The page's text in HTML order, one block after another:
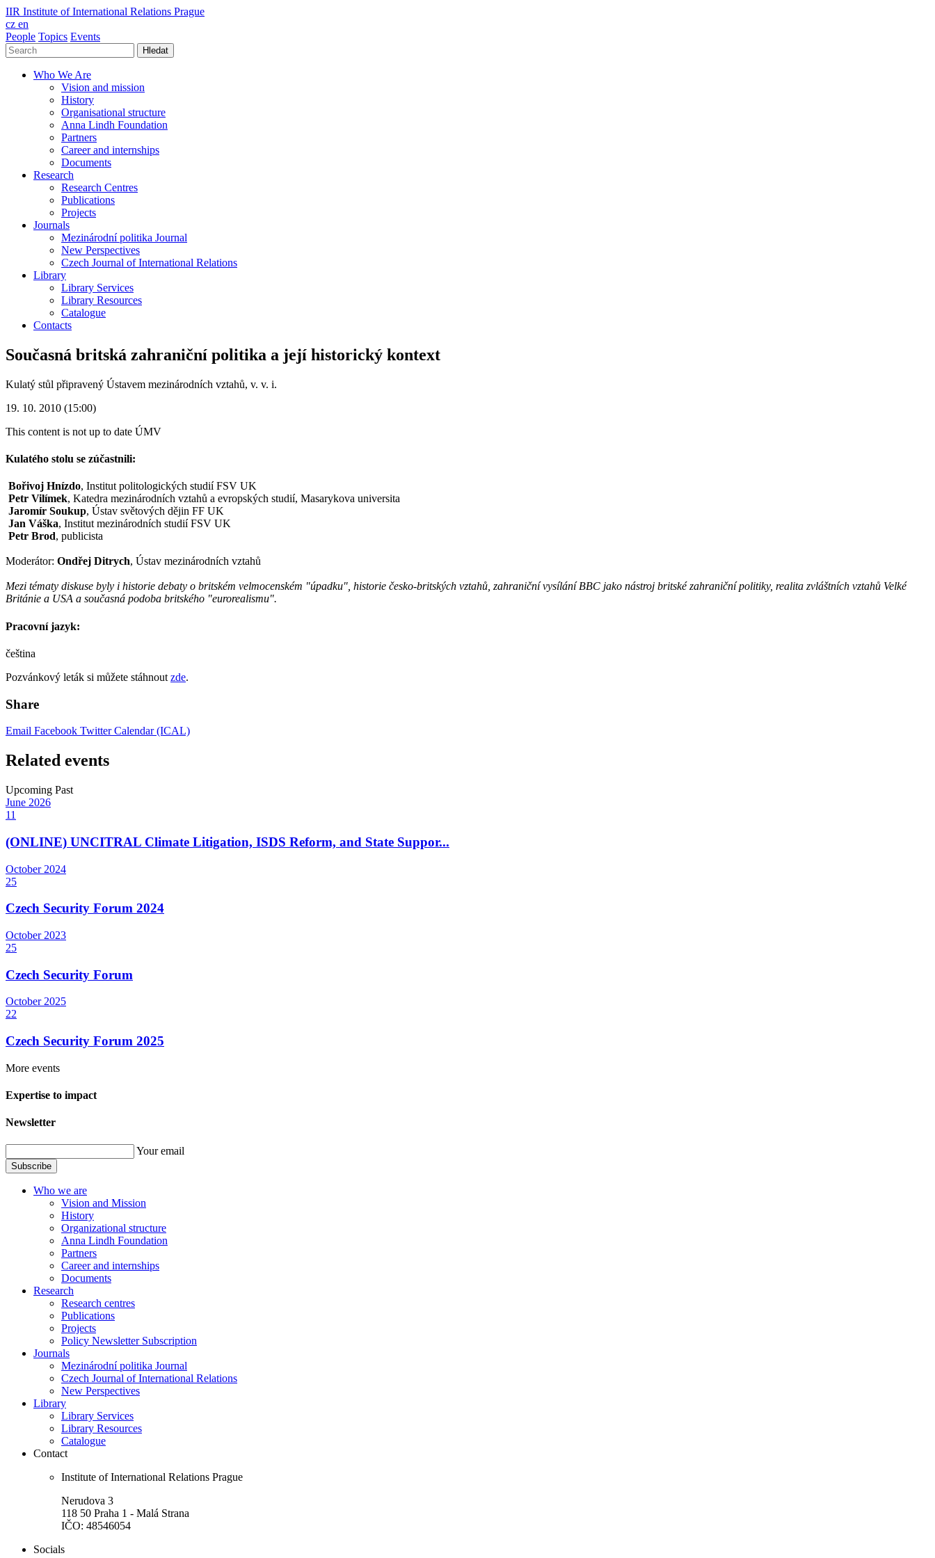
IIR Institute of International Relations Prague
cz en
People Topics Events
Hledat
Who We Are
Vision and mission
History
Organisational structure
Anna Lindh Foundation
Partners
Career and internships
Documents
Research
Research Centres
Publications
Projects
Journals
Mezinárodní politika Journal
New Perspectives
Czech Journal of International Relations
Library
Library Services
Library Resources
Catalogue
Contacts
Současná britská zahraniční politika a její historický kontext
Kulatý stůl připravený Ústavem mezinárodních vztahů, v. v. i.
19. 10. 2010 (15:00)
This content is not up to date ÚMV
Kulatého stolu se zúčastnili:
Bořivoj Hnízdo, Institut politologických studií FSV UK
Petr Vilímek, Katedra mezinárodních vztahů a evropských studií, Masarykova universita
Jaromír Soukup, Ústav světových dějin FF UK
Jan Váška, Institut mezinárodních studií FSV UK
Petr Brod, publicista
Moderátor: Ondřej Ditrych, Ústav mezinárodních vztahů
Mezi tématy diskuse byly i historie debaty o britském velmocenském "úpadku", historie česko-britských vztahů, zahraniční vysílání BBC jako nástroj britské zahraniční politiky, realita zvláštních vztahů Velké
Británie a USA a současná podoba britského "eurorealismu".
Pracovní jazyk:
čeština
Pozvánkový leták si můžete stáhnout zde.
Share
Email Facebook TwitterCalendar (ICAL)
Related events
Upcoming Past
June 2026
11
(ONLINE) UNCITRAL Climate Litigation, ISDS Reform, and State Suppor...
October 2024
25
Czech Security Forum 2024
October 2023
25
Czech Security Forum
October2025
22
Czech Security Forum 2025
More events
Expertise to impact
Newsletter
Your email
Subscribe
Who we are
Vision and Mission
History
Organizational structure
Anna Lindh Foundation
Partners
Career and internships
Documents
Research
Research centres
Publications
Projects
Policy Newsletter Subscription
Journals
Mezinárodní politika Journal
Czech Journal of International Relations
New Perspectives
Library
Library Services
Library Resources
Catalogue
Contact
Institute of International Relations Prague
Nerudova 3
118 50 Praha 1 - Malá Strana
IČO: 48546054
Socials